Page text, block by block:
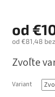
od
od €81,48
cena:
Zvoľte
Variant